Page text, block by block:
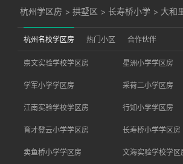
杭州学区房 >拱墅区 >长寿桥小学 > 大和
杭州名校学区房 热门小区 合作伙伴
崇文实验学校学区房 星洲小学学区房
学军小学学区房 采荷二小学区房
江南实验学校学区房 行知小学学区房
育才登云小学学区房 长寿桥小学学区房
卖鱼桥小学学区房 文海实验学校学区